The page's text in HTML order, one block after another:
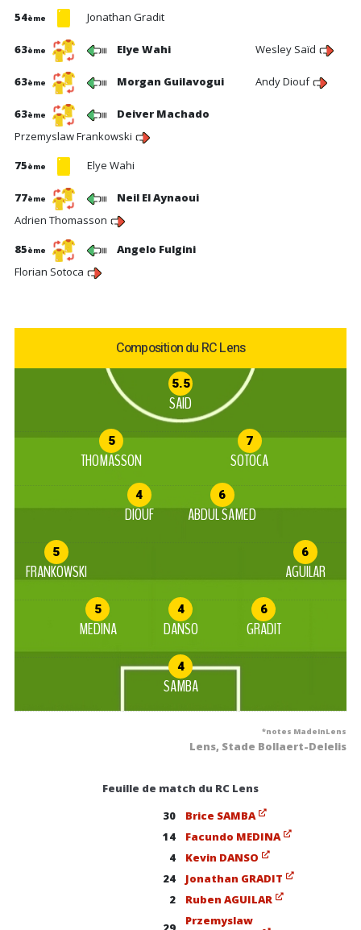
54ème Jonathan Gradit
63ème Elye Wahi Wesley Saïd
63ème Morgan Guilavogui Andy Diouf
63ème
Deiver Machado
Przemyslaw Frankowski
75ème Elye Wahi
77ème
Neil El Aynaoui
Adrien Thomasson
85ème
Angelo Fulgini
Florian Sotoca
Composition du RC Lens
5.5
SAID
5
THOMASSON
7
SOTOCA
4
DIOUF
6
ABDUL SAMED
5
FRANKOWSKI
6
AGUILAR
5
MEDINA
4
DANSO
6
GRADIT
4
SAMBA
*notes MadeInLens
Lens, Stade Bollaert-Delelis
Feuille de match du RC Lens
30
Brice SAMBA
14
Facundo MEDINA
4
Kevin DANSO
24
Jonathan GRADIT
2
Ruben AGUILAR
Przemyslaw